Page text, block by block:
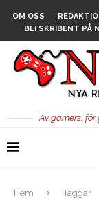
OM OSS
BLI SKRIBENT PÅ
Av gamers, för
Hem Taggar